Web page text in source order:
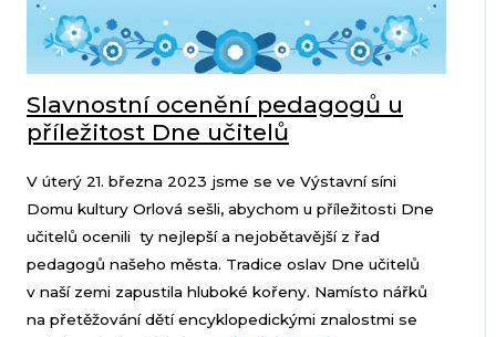
Slavnostní ocenění pedagogů u
příležitost Dne učitelů
V úterý 21. března 2023 jsme se ve Výstavní síni
Domu kultury Orlová sešli, abychom u příležitosti Dne
učitelů ocenili ty nejlepší a nejobětavější z řad
pedagogů našeho města. Tradice oslav Dne učitelů
v naší zemi zapustila hluboké kořeny. Namísto nářků
na přetěžování dětí encyklopedickými znalostmi se